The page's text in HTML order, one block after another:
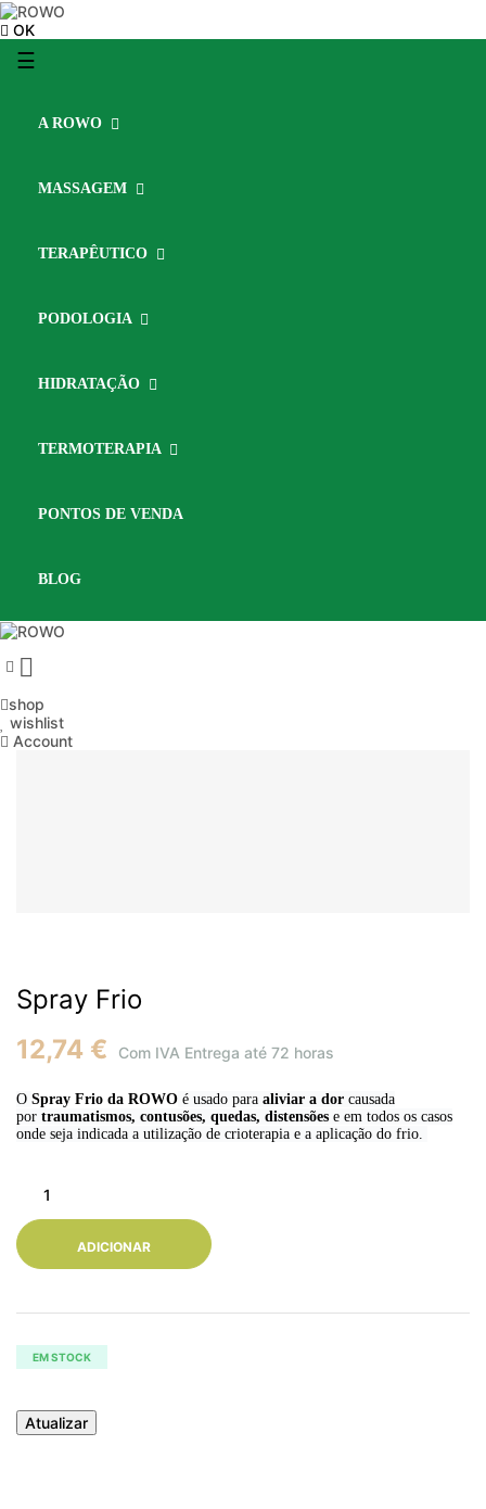
OK
Toggle
☰
A ROWO
MASSAGEM
TERAPÊUTICO
PODOLOGIA
HIDRATAÇÃO
TERMOTERAPIA
PONTOS DE VENDA
BLOG

shop
wishlist
Account
Spray Frio
12,74 €
Com IVA Entrega até 72 horas
O Spray Frio da ROWO é usado para aliviar a dor causada
por traumatismos, contusões, quedas, distensões e em todos os casos
onde seja indicada a utilização de crioterapia e a aplicação do frio.
ADICIONAR
EM STOCK